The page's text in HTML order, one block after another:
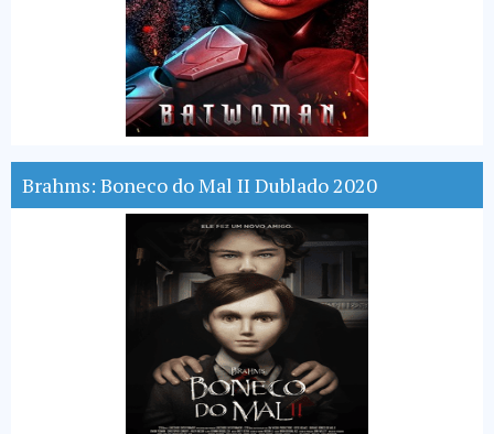
Brahms: Boneco do Mal II Dublado 2020